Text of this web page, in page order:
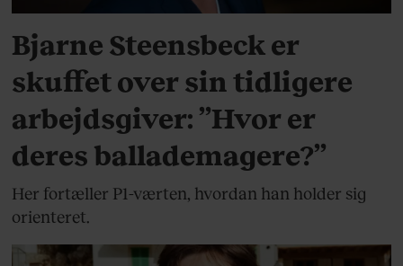
Bjarne Steensbeck er
skuffet over sin tidligere
arbejdsgiver: ”Hvor er
deres ballademagere?”
Her fortæller P1-værten, hvordan han holder sig
orienteret.